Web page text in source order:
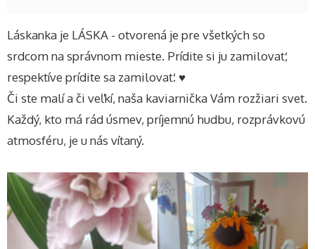
Láskanka je LÁSKA - otvorená je pre všetkých so
srdcom na správnom mieste. Prídite si ju zamilovať,
respektíve prídite sa zamilovať. ♥️
Či ste malí a či veľkí, naša kaviarnička Vám rozžiari svet.
Každý, kto má rád úsmev, príjemnú hudbu, rozprávkovú
atmosféru, je u nás vítaný.